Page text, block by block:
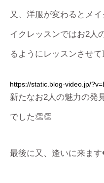
又、洋服が変わるとメ
イクレッスンではお2人
るようにレッスンさせ
https://static.blog-video.jp/
新たなお2人の魅力の発
でした👏👏
最後に又、逢いに来ま